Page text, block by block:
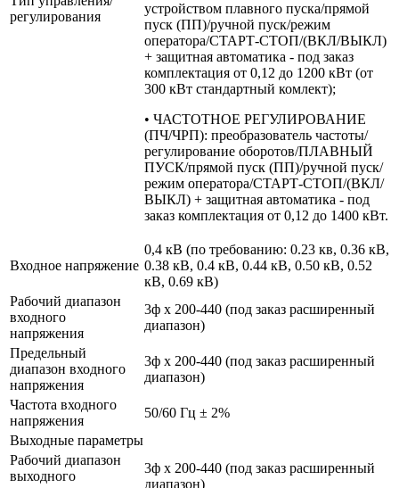
регулирования
устройством плавного пуска/прямой
пуск (ПП)/ручной пуск/режим
оператора/СТАРТ-СТОП/(ВКЛ/ВЫКЛ)
+ защитная автоматика - под заказ
комплектация от 0,12 до 1200 кВт (от
300 кВт стандартный комлект);
• ЧАСТОТНОЕ РЕГУЛИРОВАНИЕ
(ПЧ/ЧРП): преобразователь частоты/
регулирование оборотов/ПЛАВНЫЙ
ПУСК/прямой пуск (ПП)/ручной пуск/
режим оператора/СТАРТ-СТОП/(ВКЛ/
ВЫКЛ) + защитная автоматика - под
заказ комплектация от 0,12 до 1400 кВт.
Входное напряжение
0,4 кВ (по требованию: 0.23 кв, 0.36 кВ,
0.38 кВ, 0.4 кВ, 0.44 кВ, 0.50 кВ, 0.52
кВ, 0.69 кВ)
Рабочий диапазон
входного
напряжения
3ф х 200-440 (под заказ расширенный
диапазон)
Предельный
диапазон входного
напряжения
3ф х 200-440 (под заказ расширенный
диапазон)
Частота входного
напряжения
50/60 Гц ± 2%
Выходные параметры
Рабочий диапазон
выходного
3ф х 200-440 (под заказ расширенный
диапазон)